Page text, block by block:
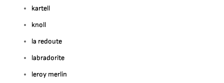
kartell
knoll
la redoute
labradorite
leroy merlin